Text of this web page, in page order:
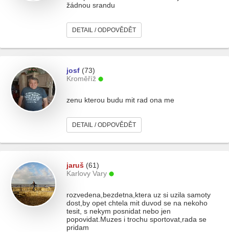
žádnou srandu
DETAIL / ODPOVĚDĚT
josf (73)
Kroměříž
zenu kterou budu mit rad ona me
DETAIL / ODPOVĚDĚT
jaruš (61)
Karlovy Vary
rozvedena,bezdetna,ktera uz si uzila samoty
dost,by opet chtela mit duvod se na nekoho
tesit, s nekym posnidat nebo jen
popovidat.Muzes i trochu sportovat,rada se
pridam